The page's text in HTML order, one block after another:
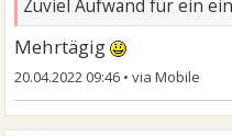
Zuviel Aufwand für ein
Mehrtägig
20.04.2022 09:46 •